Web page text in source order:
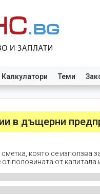
Калкулатори Теми
в дъщерни
която се използва
половината от